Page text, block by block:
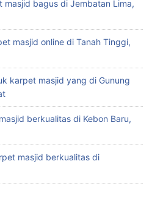
bagus di Jembatan Lima,
masjid online di Tanah Tinggi,
karpet masjid yang di Gunung
berkualitas di Kebon Baru,
masjid berkualitas di